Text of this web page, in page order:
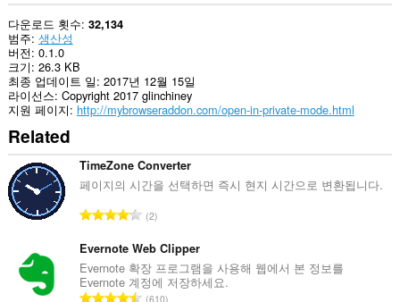
다운로드 횟수 32,134
범주 생산성
버전 0.1.0
크기 26.3 KB
최종 업데이트 일 2017년 12월 15일
라이선스 Copyright 2017 glinchiney
지원 페이지 http://mybrowseraddon.com/open-in-private-mode.html
Related
TimeZone Converter
페이지의 시간을 선택하면 즉시 현지 시간으로 변환됩니다.
총
급
수
:
2
Evernote Web Clipper
Evernote 확장 프로그램을 사용해 웹에서 본 정보를
Evernote 계정에 저장하세요.
총610